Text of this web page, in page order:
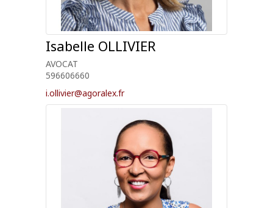
Isabelle OLLIVIER
AVOCAT
596606660
i.ollivier@agoralex.fr